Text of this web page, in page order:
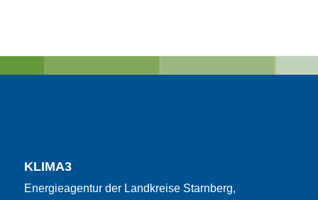
KLIMA3
Energieagentur der Landkreise Starnberg,